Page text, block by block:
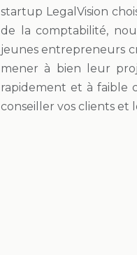
startup LegalVision
de la comptabilité,
jeunes entrepreneurs
mener à bien leur
rapidement et à faible
conseiller vos clients et